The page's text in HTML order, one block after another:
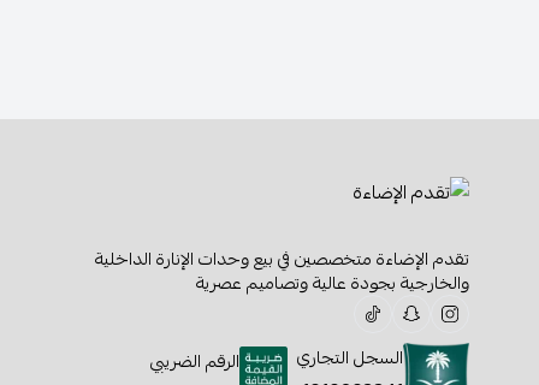
تقدم الإضاءة متخصصين في بيع وحدات الإنارة الداخلية
والخارجية بجودة عالية وتصاميم عصرية
السجل التجاري
الرقم الضريبي